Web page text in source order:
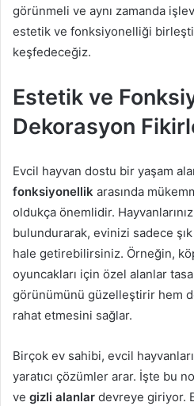
görünmeli ve aynı zamanda
estetik ve fonksiyonelliği
keşfedeceğiz.
Estetik ve
Dekorasyon
Evcil hayvan dostu bir yaşam
fonksiyonellik arasında
oldukça önemlidir.
bulundurarak, evinizi sadece
hale getirebilirsiniz. Örneğin,
oyuncakları için özel alanlar
görünümünü güzelleştirir hem
rahat etmesini sağlar.
Birçok ev sahibi, evcil
yaratıcı çözümler arar. İşte bu
ve gizli alanlar devreye giriyor.